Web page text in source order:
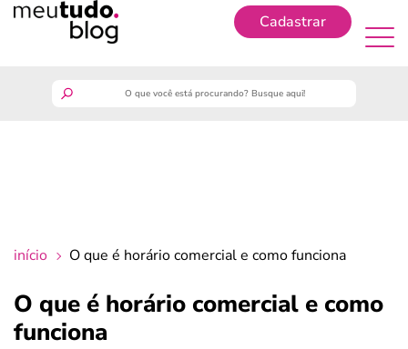
Cadastrar
crédito fácil
início O que é horário comercial e como funciona
O que é horário comercial e como
funciona